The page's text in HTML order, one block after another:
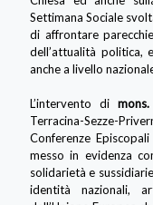
Settimana Sociale
di affrontare
dell’attualità politica,
anche a livello
L’intervento di
Terracina-Sezze-
Conferenze
messo in evidenza
solidarietà e
identità nazionali,